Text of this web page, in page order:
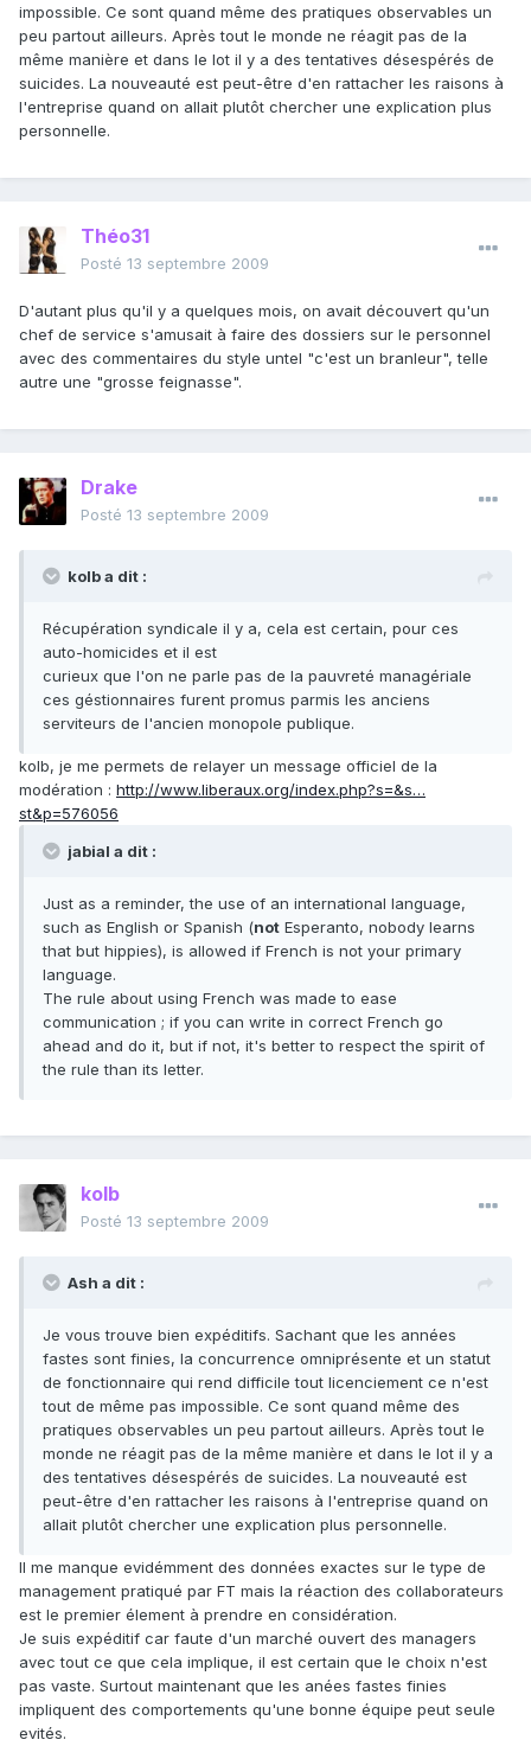
impossible. Ce sont quand même des pratiques observables un
peu partout ailleurs. Après tout le monde ne réagit pas de la
même manière et dans le lot il y a des tentatives désespérés de
suicides. La nouveauté est peut-être d'en rattacher les raisons à
l'entreprise quand on allait plutôt chercher une explication plus
personnelle.
Théo31
Posté 13 septembre 2009
D'autant plus qu'il y a quelques mois, on avait découvert qu'un
chef de service s'amusait à faire des dossiers sur le personnel
avec des commentaires du style untel "c'est un branleur", telle
autre une "grosse feignasse".
Drake
Posté 13 septembre 2009
kolb a dit :
Récupération syndicale il y a, cela est certain, pour ces
auto-homicides et il est
curieux que l'on ne parle pas de la pauvreté managériale
ces géstionnaires furent promus parmis les anciens
serviteurs de l'ancien monopole publique.
kolb, je me permets de relayer un message officiel de la
modération : http://www.liberaux.org/index.php?s=&s…
st&p=576056
jabial a dit :
Just as a reminder, the use of an international language,
such as English or Spanish (not Esperanto, nobody learns
that but hippies), is allowed if French is not your primary
language.
The rule about using French was made to ease
communication ; if you can write in correct French go
ahead and do it, but if not, it's better to respect the spirit of
the rule than its letter.
kolb
Posté 13 septembre 2009
Ash a dit :
Je vous trouve bien expéditifs. Sachant que les années
fastes sont finies, la concurrence omniprésente et un statut
de fonctionnaire qui rend difficile tout licenciement ce n'est
tout de même pas impossible. Ce sont quand même des
pratiques observables un peu partout ailleurs. Après tout le
monde ne réagit pas de la même manière et dans le lot il y a
des tentatives désespérés de suicides. La nouveauté est
peut-être d'en rattacher les raisons à l'entreprise quand on
allait plutôt chercher une explication plus personnelle.
Il me manque evidémment des données exactes sur le type de
management pratiqué par FT mais la réaction des collaborateurs
est le premier élement à prendre en considération.
Je suis expéditif car faute d'un marché ouvert des managers
avec tout ce que cela implique, il est certain que le choix n'est
pas vaste. Surtout maintenant que les anées fastes finies
impliquent des comportements qu'une bonne équipe peut seule
evités.